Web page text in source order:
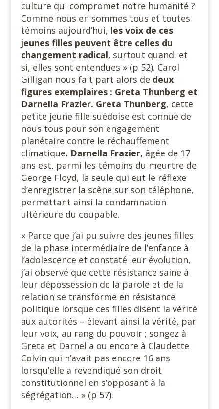
culture qui compromet notre humanité ?
Comme nous en sommes tous et toutes
témoins aujourd’hui, les voix de ces
jeunes filles peuvent être celles du
changement radical, surtout quand, et
si, elles sont entendues » (p 52). Carol
Gilligan nous fait part alors de deux
figures exemplaires : Greta Thunberg et
Darnella Frazier. Greta Thunberg, cette
petite jeune fille suédoise est connue de
nous tous pour son engagement
planétaire contre le réchauffement
climatique. Darnella Frazier, âgée de 17
ans est, parmi les témoins du meurtre de
George Floyd, la seule qui eut le réflexe
d’enregistrer la scène sur son téléphone,
permettant ainsi la condamnation
ultérieure du coupable.
« Parce que j’ai pu suivre des jeunes filles
de la phase intermédiaire de l’enfance à
l’adolescence et constaté leur évolution,
j’ai observé que cette résistance saine à
leur dépossession de la parole et de la
relation se transforme en résistance
politique lorsque ces filles disent la vérité
aux autorités – élevant ainsi la vérité, par
leur voix, au rang du pouvoir ; songez à
Greta et Darnella ou encore à Claudette
Colvin qui n’avait pas encore 16 ans
lorsqu’elle a revendiqué son droit
constitutionnel en s’opposant à la
ségrégation… » (p 57).